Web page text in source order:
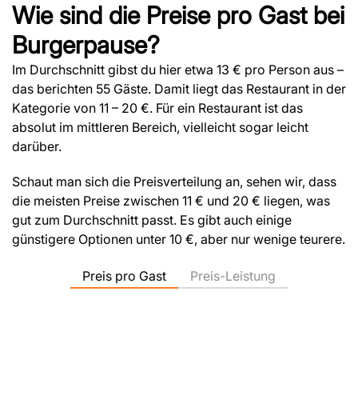
Wie sind die Preise pro Gast bei
Burgerpause?
Im Durchschnitt gibst du hier etwa 13 € pro Person aus –
das berichten 55 Gäste. Damit liegt das Restaurant in der
Kategorie von 11 – 20 €. Für ein Restaurant ist das
absolut im mittleren Bereich, vielleicht sogar leicht
darüber.
Schaut man sich die Preisverteilung an, sehen wir, dass
die meisten Preise zwischen 11 € und 20 € liegen, was
gut zum Durchschnitt passt. Es gibt auch einige
günstigere Optionen unter 10 €, aber nur wenige teurere.
Preis pro Gast Preis-Leistung